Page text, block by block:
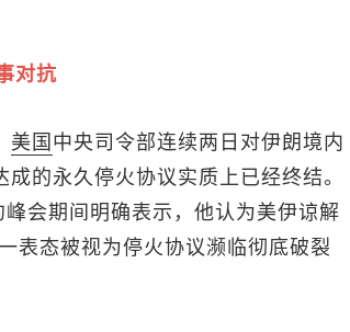
对抗
美国 中央司令部连续两日对伊朗境内
的永久停火协议实质上已经终结。
会期间明确表示，他认为美伊谅解
表态被视为停火协议濒临彻底破裂